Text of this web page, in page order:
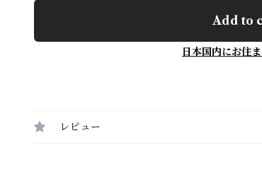
Add to
日本国内にお住
レビュー